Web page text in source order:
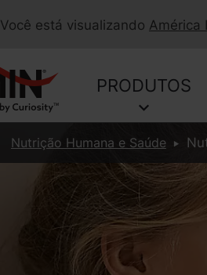
Você está visualizando América
PRODUTOS
Nutrição Humana e Saúde